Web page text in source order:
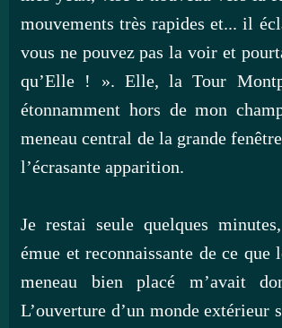
mouvements très rapides et... il
vous ne pouvez pas la voir et
qu’Elle ! ». Elle, la Tour
étonnamment hors de mon
meneau central de la grande
l’écrasante apparition.
Je restai seule quelques
émue et reconnaissante de ce que
meneau bien placé m’avait
L’ouverture d’un monde extérieur